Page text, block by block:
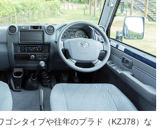
ゴンタイプや往年のプラド（KZJ78）な